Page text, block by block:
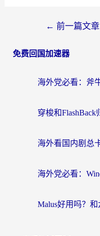
← 前一篇文章
免费回国加速器